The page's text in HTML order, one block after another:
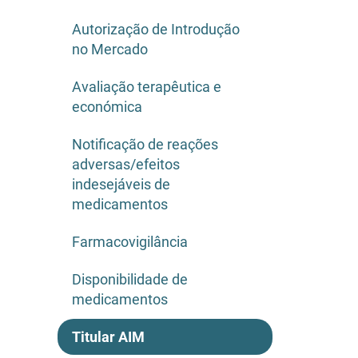
Autorização de Introdução
no Mercado
Avaliação terapêutica e
económica
Notificação de reações
adversas/efeitos
indesejáveis de
medicamentos
Farmacovigilância
Disponibilidade de
medicamentos
Titular AIM